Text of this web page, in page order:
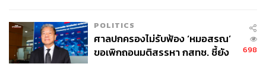
4. เลี่ยงอาหารแปรรูป
POLITICS
ศาลปกครองไม่รับฟ้อง ‘หมอสรณ’
ขอเพิกถอนมติสรรหา กสทช. ชี้ยัง
698